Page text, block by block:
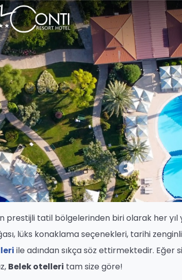
prestijli tatil bölgelerinden biri olarak her
lüks konaklama seçenekleri, tarihi
ile adından sıkça söz ettirmektedir. Eğer
Belek otelleri tam size göre!